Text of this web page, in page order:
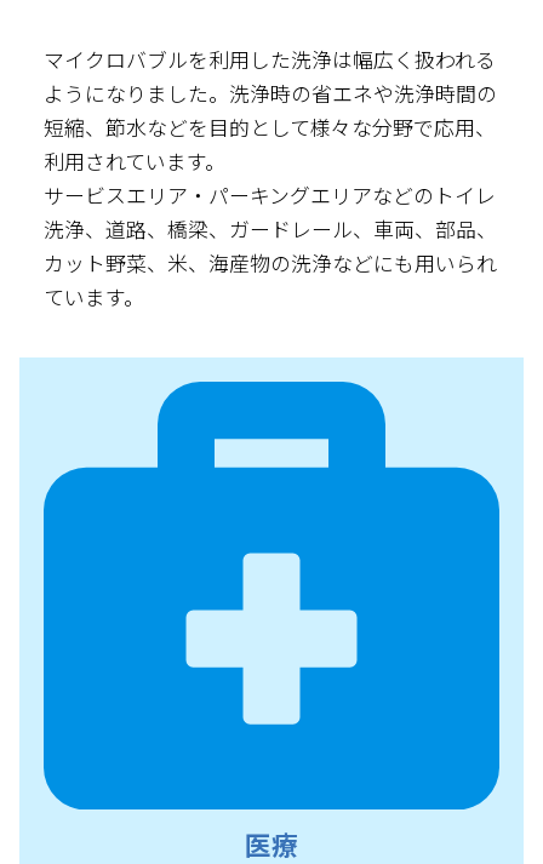
マイクロバブルを利用した洗浄は幅広く扱われる
ようになりました。洗浄時の省エネや洗浄時間の
短縮、節水などを目的として様々な分野で応用、
利用されています。
サービスエリア・パーキングエリアなどのトイレ
洗浄、道路、橋梁、ガードレール、車両、部品、
カット野菜、米、海産物の洗浄などにも用いられ
ています。
医療